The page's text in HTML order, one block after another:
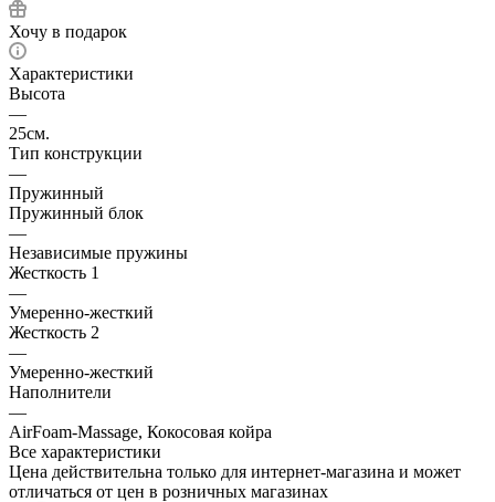
Хочу в подарок
Характеристики
Высота
—
25см.
Тип конструкции
—
Пружинный
Пружинный блок
—
Независимые пружины
Жесткость 1
—
Умеренно-жесткий
Жесткость 2
—
Умеренно-жесткий
Наполнители
—
AirFoam-Massage, Кокосовая койра
Все характеристики
Цена действительна только для интернет-магазина и может
отличаться от цен в розничных магазинах